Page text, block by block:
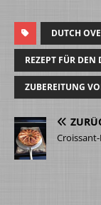
DUTCH
REZEPT FÜR DEN
ZUBEREITUNG